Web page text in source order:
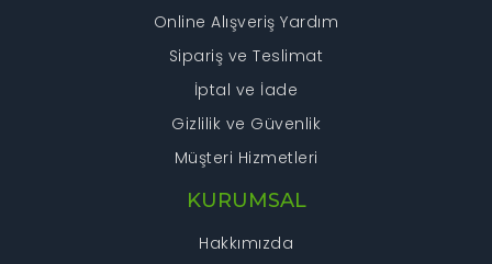
Online Alışveriş Yardım
Sipariş ve Teslimat
İptal ve İade
Gizlilik ve Güvenlik
Müşteri Hizmetleri
KURUMSAL
Hakkımızda